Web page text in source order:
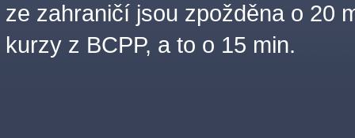
ze zahraničí jsou zpožděna o 20
kurzy z BCPP, a to o 15 min.